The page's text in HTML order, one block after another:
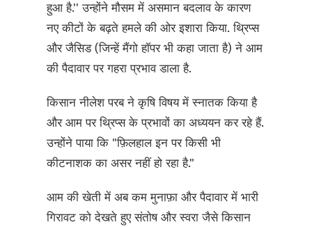
हुआ है.'' उन्होंने मौसम में असमान बदलाव के कारण
नए कीटों के बढ़ते हमले की ओर इशारा किया. थ्रिप्स
और जैसिड (जिन्हें मैंगो हॉपर भी कहा जाता है) ने आम
की पैदावार पर गहरा प्रभाव डाला है.
किसान नीलेश परब ने कृषि विषय में स्नातक किया है
और आम पर थ्रिप्स के प्रभावों का अध्ययन कर रहे हैं.
उन्होंने पाया कि "फ़िलहाल इन पर किसी भी
कीटनाशक का असर नहीं हो रहा है."
आम की खेती में अब कम मुनाफ़ा और पैदावार में भारी
गिरावट को देखते हुए संतोष और स्वरा जैसे किसान